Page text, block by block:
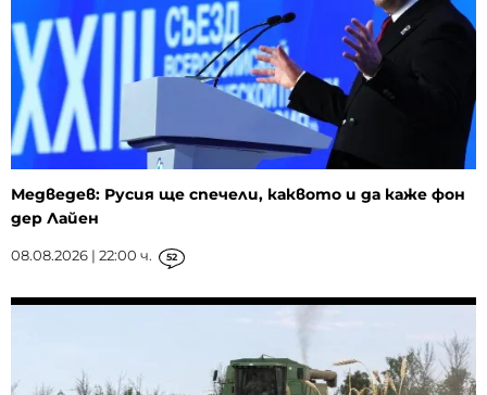
Медведев: Русия ще спечели, каквото и да каже фон
дер Лайен
08.08.2026 | 22:00 ч. 52